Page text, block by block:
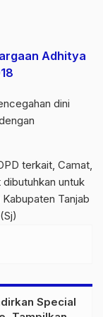
Adhitya
dini
terkait, Camat,
dibutuhkan untuk
Tanjab
Special